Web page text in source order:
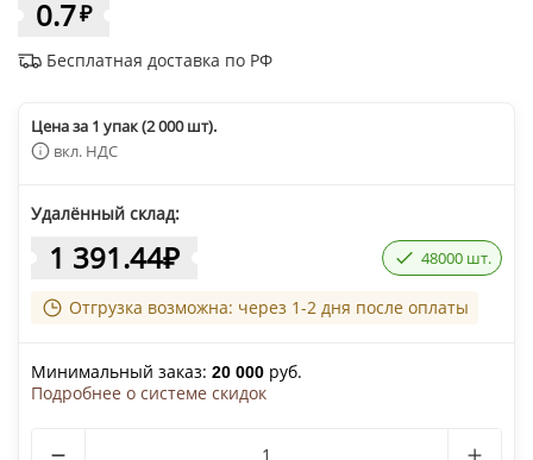
0.7₽
Бесплатная доставка по РФ
Цена за 1 упак (2 000 шт).
вкл. НДС
Удалённый склад:
1 391.44₽ 48000 шт.
Отгрузка возможна: через 1-2 дня после оплаты
Минимальный заказ: 20 000 руб.
Подробнее о системе скидок